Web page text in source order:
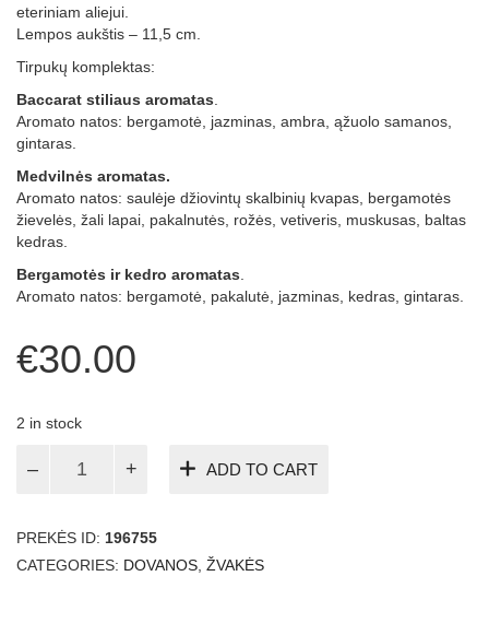
eteriniam aliejui.
Lempos aukštis – 11,5 cm.
Tirpukų komplektas:
Baccarat stiliaus aromatas
Aromato natos: bergamotė, jazminas, ambra, ąžuolo samanos,
gintaras.
Medvilnės aromatas.
Aromato natos: saulėje džiovintų skalbinių kvapas, bergamotės
žievelės, žali lapai, pakalnutės, rožės, vetiveris, muskusas, baltas
kedras.
Bergamotės ir kedro aromatas
Aromato natos: bergamotė, pakalutė, jazminas, kedras, gintaras.
€30.00
2 in stock
lempa
tirpukais:
Baccarat,
ADD TO CART
PREKĖS ID: 196755
CATEGORIES: DOVANOS ŽVAKĖS